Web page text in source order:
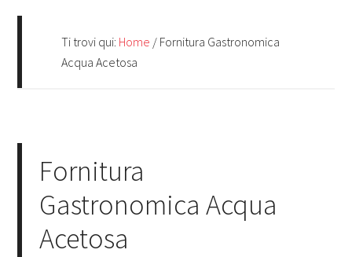
Ti trovi qui: Home / Fornitura Gastronomica
Acqua Acetosa
Fornitura
Gastronomica Acqua
Acetosa